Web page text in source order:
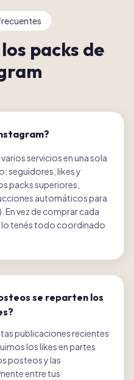
packs de
servicios en una sola
seguidores, likes y
packs superiores,
automáticos para
vez de comprar cada
tenés todo coordinado
se reparten los
publicaciones recientes
los likes en partes
posteos y las
entre tus